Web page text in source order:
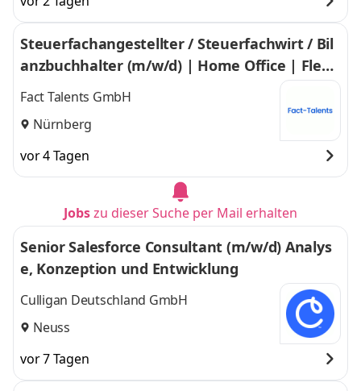
Steuerfachangestellter / Steuerfachwirt / Bil
anzbuchhalter (m/w/d) | Home Office | Flexi
ble Arbeitszeiten
Fact Talents GmbH
Nürnberg
vor 4 Tagen
Jobszu dieser Suche per Mail erhalten
Senior Salesforce Consultant (m/w/d) Analys
e, Konzeption und Entwicklung
Culligan Deutschland GmbH
Neuss
vor 7 Tagen